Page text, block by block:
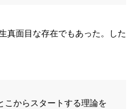
真面目な存在でもあった。した
こからスタートする理論を